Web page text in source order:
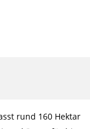
rund 160 Hektar